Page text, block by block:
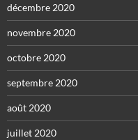
décembre 2020
novembre 2020
octobre 2020
septembre 2020
août 2020
juillet 2020